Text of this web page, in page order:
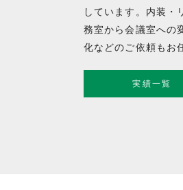
しています。内装・
務室から会議室への
化などのご依頼もお
実績一覧